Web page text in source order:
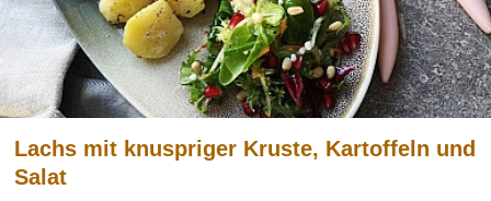
Lachs mit knuspriger Kruste, Kartoffeln und
Salat